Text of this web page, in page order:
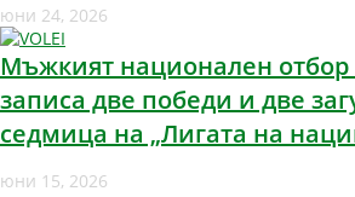
юни 24, 2026
Мъжкият национален отбор
записа две победи и две
седмица на „Лигата на
юни 15, 2026